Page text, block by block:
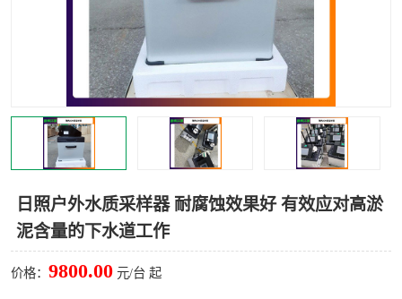
日照户外水质采样器 耐腐蚀效果好 有效应对高淤
泥含量的下水道工作
价格： 9800.00 元/台 起
便携式超声波明渠流量计 大气环境采样器
LB-4200高锰酸盐指数仪 LB-62便携式烟气分析仪
烟尘烟气设备 大气采样器
粉尘设备
新宇宙仪器
烟尘净化器